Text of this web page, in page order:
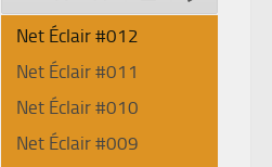
Net Éclair #012
Net Éclair #011
Net Éclair #010
Net Éclair #009